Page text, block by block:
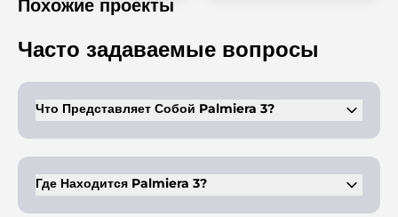
Похожие проекты
Часто задаваемые вопросы
Что Представляет Собой Palmiera 3?
строятся трехэтажные виллы, выдержанные в классическом и
современном стилях. Дома окружены зелеными газонами и
садом.
Где Находится Palmiera 3?